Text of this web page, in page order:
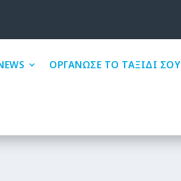
ΟΡΓΑΝΩΣΕ ΤΟ ΤΑΞΙΔΙ ΣΟΥ